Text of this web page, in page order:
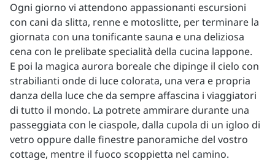
Ogni giorno vi attendono appassionanti escursioni
con cani da slitta, renne e motoslitte, per terminare la
giornata con una tonificante sauna e una deliziosa
cena con le prelibate specialità della cucina lappone.
E poi la magica aurora boreale che dipinge il cielo con
strabilianti onde di luce colorata, una vera e propria
danza della luce che da sempre affascina i viaggiatori
di tutto il mondo. La potrete ammirare durante una
passeggiata con le ciaspole, dalla cupola di un igloo di
vetro oppure dalle finestre panoramiche del vostro
cottage, mentre il fuoco scoppietta nel camino.